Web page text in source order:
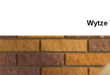
Wytze